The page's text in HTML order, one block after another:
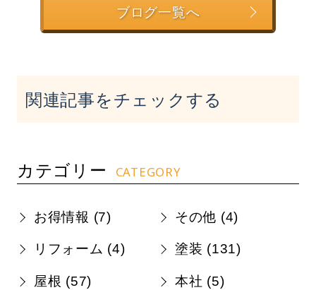
ブログ一覧へ
関連記事をチェックする
カテゴリー CATEGORY
お得情報 (7) その他 (4)
リフォーム (4) 塗装 (131)
屋根 (57) 本社 (5)